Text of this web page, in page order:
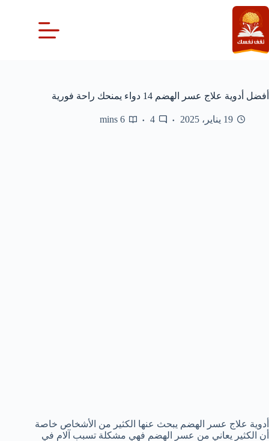
التجاوز
إلى
المحتوى
أفضل أدوية علاج عسر الهضم 14 دواء يمنحك راحة فورية
19 يناير، 2025 4
6 mins
أدوية علاج عسر الهضم يبحث عنها الكثير من الأشخاص خاصة
أن الكثير يعاني من عسر الهضم فهي مشكلة تسبب آلام في